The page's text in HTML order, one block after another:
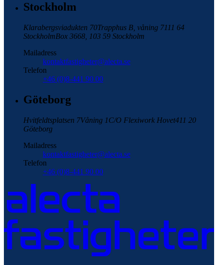
Stockholm
Klarabergsviadukten 70Trapphus B, våning 7111 64
StockholmBox 3668, 103 59 Stockholm
Mailadress
kontaktfastigheter@alecta.se
Telefon
+46 (0)8-441 90 00
Göteborg
Hvitfeldtsplatsen 7Våning 1C/O Flexiwork Hovet411 20
Göteborg
Mailadress
kontaktfastigheter@alecta.se
Telefon
+46 (0)8-441 90 00